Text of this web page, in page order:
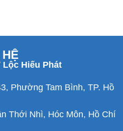
Lộc Hiếu Phát
Phường Tam Bình, TP. Hồ
Thới Nhì, Hóc Môn, Hồ Chí